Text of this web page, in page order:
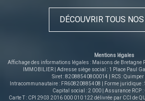
centre. Possibilité d'acquérir un garage
supplément. Idéal en résidence
risques auxquels ce bien est exposé
site Géorisques :
DÉCOUVRIR TOUS
Mentions légales
Affichage des informations légales : Maisons de Bretagne
IMMOBILIER | Adresse siège social : 1 Place Paul
Siret : 82088540800014 | RCS : Quimper
Intracommunautaire : FR60820885408 | Forme juridique :
Capital social : 2 000 | Assurance RCP :
Carte T : CPI 2903 2016 000 010 122 délivrée par CCI de